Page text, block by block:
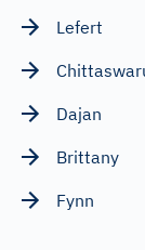
Lefert
Dajan
Brittany
Fynn